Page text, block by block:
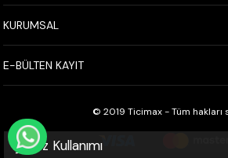
KURUMSAL
E-BÜLTEN KAYIT
© 2019 Ticimax - Tüm hakları
Çerez Kullanımı